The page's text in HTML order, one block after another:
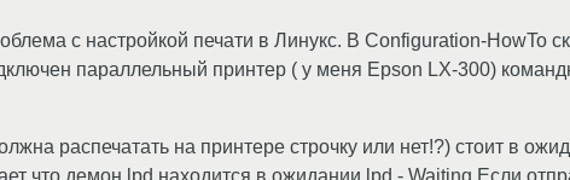
с настройкой печати в Линукс. В Configuration-HowTo
параллельный принтер ( у меня Epson LX-300)
распечатать на принтере строчку или нет!?) стоит в
что демон lpd находится в ожидании lpd - Waiting Если